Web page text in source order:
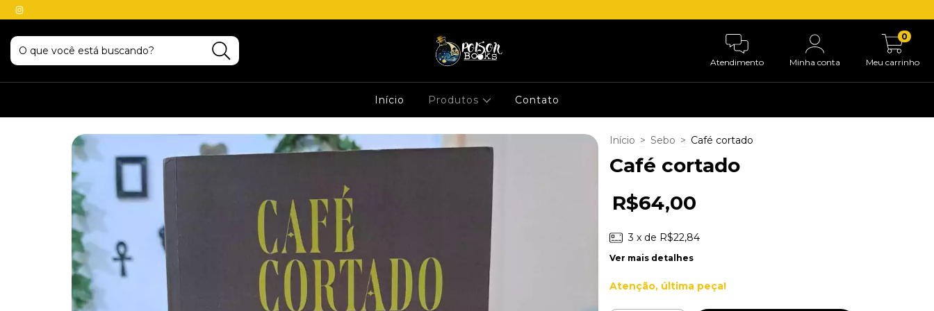
Atendimento Minha conta Meu carrinho
0
Início Produtos Contato
Início > Sebo > Café cortado
Café cortado
R$64,00
3 x de R$22,84
Ver mais detalhes
Atenção, última peça!